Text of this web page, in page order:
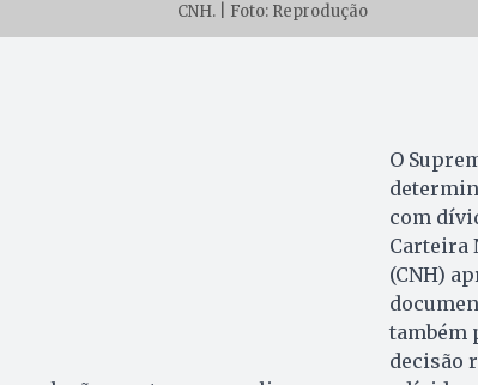
CNH. | Foto: Reprodução
O
com
Carteira
(CNH)
também
decisão